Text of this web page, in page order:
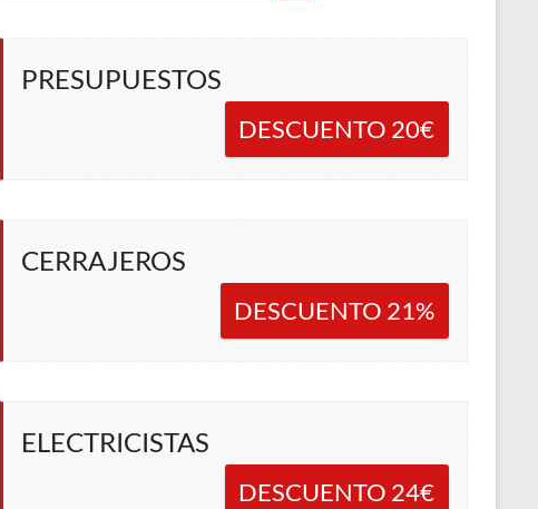
PRESUPUESTOS
DESCUENTO 20€
CERRAJEROS
DESCUENTO 21%
ELECTRICISTAS
DESCUENTO 24€